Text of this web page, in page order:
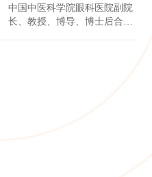
中国中医科学院眼科医院副院
长、教授、博导、博士后合作